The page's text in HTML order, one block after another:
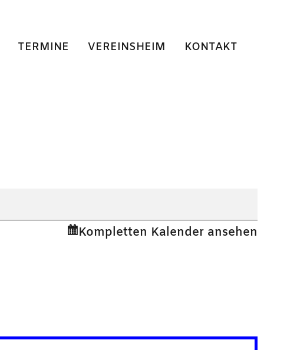
TERMINE VEREINSHEIM KONTAKT
Kompletten Kalender ansehen